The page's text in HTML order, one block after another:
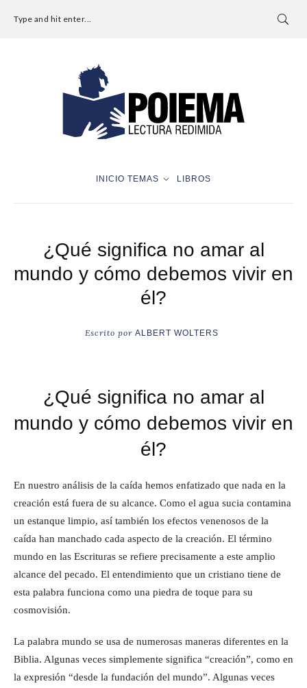
Type and hit enter...
INICIO TEMAS LIBROS
¿Qué significa no amar al
mundo y cómo debemos vivir en
él?
Escrito por ALBERT WOLTERS
¿Qué significa no amar al
mundo y cómo debemos vivir en
él?
En nuestro análisis de la caída hemos enfatizado que nada en la
creación está fuera de su alcance. Como el agua sucia contamina
un estanque limpio, así también los efectos venenosos de la
caída han manchado cada aspecto de la creación. El término
mundo en las Escrituras se refiere precisamente a este amplio
alcance del pecado. El entendimiento que un cristiano tiene de
esta palabra funciona como una piedra de toque para su
cosmovisión.
La palabra mundo se usa de numerosas maneras diferentes en la
Biblia. Algunas veces simplemente significa “creación”, como en
la expresión “desde la fundación del mundo”. Algunas veces